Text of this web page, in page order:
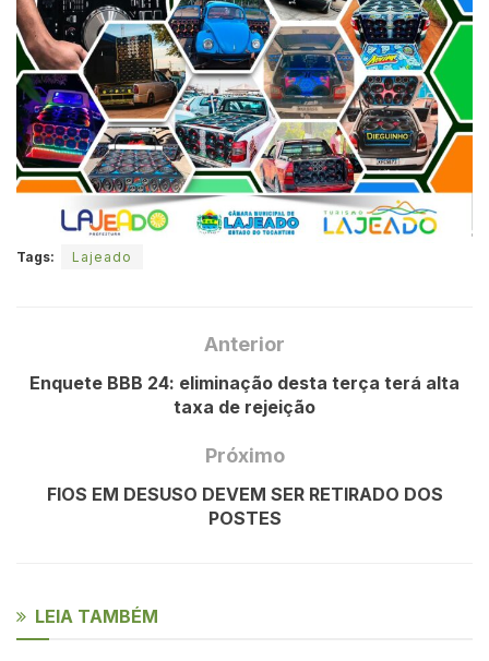
Tags: Lajeado
Anterior
Enquete BBB 24: eliminação desta terça terá alta
taxa de rejeição
Próximo
FIOS EM DESUSO DEVEM SER RETIRADO DOS
POSTES
LEIA TAMBÉM